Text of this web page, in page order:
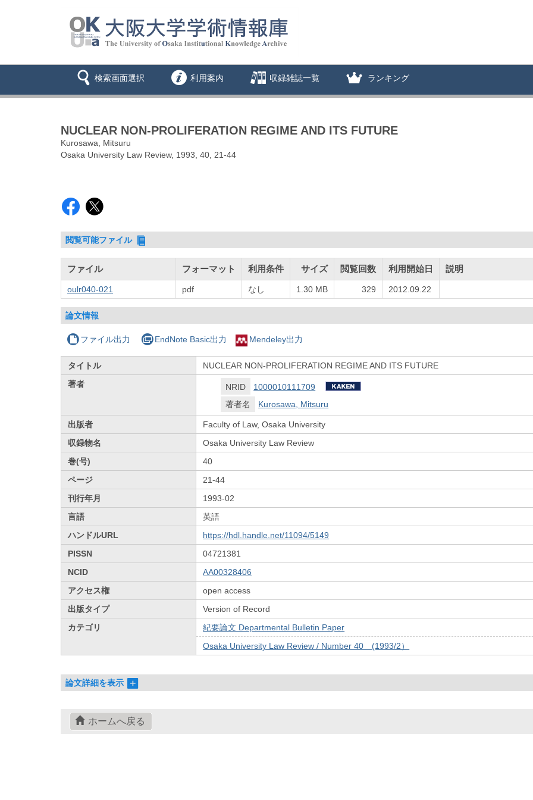
検索画面選択 利用案内 収録雑誌一覧 ランキング
NUCLEAR NON-PROLIFERATION REGIME AND ITS FUTURE
Kurosawa, Mitsuru
Osaka University Law Review, 1993, 40, 21-44
閲覧可能ファイル
ファイル フォーマット 利用条件 サイズ 閲覧回数 利用開始日 説明
oulr040-021 pdf なし 1.30 MB 329 2012.09.22
論文情報
ファイル出力 EndNote Basic出力 Mendeley出力
タイトル
NUCLEAR NON-PROLIFERATION REGIME AND ITS FUTURE
著者
NRID
1000010111709
著者名
Kurosawa, Mitsuru
出版者
Faculty of Law, Osaka University
収録物名
Osaka University Law Review
巻(号)
40
ページ
21-44
刊行年月
1993-02
言語
英語
ハンドルURL
https://hdl.handle.net/11094/5149
PISSN
04721381
NCID
AA00328406
アクセス権
open access
出版タイプ
Version of Record
カテゴリ
紀要論文 Departmental Bulletin Paper
Osaka University Law Review / Number 40 (1993/2）
論文詳細を表示
ホームへ戻る